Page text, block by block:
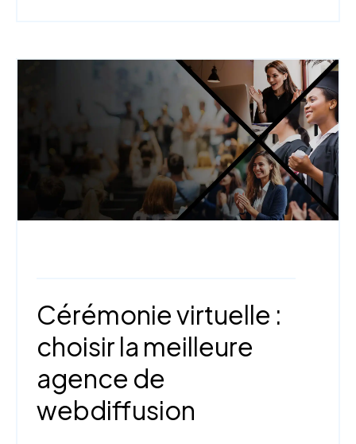
Cérémonie virtuelle :
choisir la meilleure
agence de
webdiffusion